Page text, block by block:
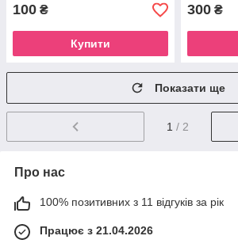
100 ₴
Купити
300 ₴
Показати ще
1 / 2
Про нас
100% позитивних з 11 відгуків за рік
Працює з 21.04.2026